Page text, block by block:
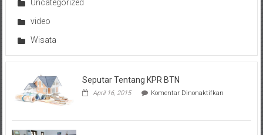
Uncategorized
video
Wisata
Seputar Tentang KPR BTN
April 16, 2015 Komentar Dinonaktifkanpada